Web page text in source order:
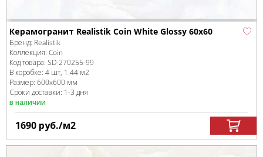
Керамогранит Realistik Coin White Glossy 60x60
Бренд: Realistik
Коллекция: Coin
Код товара: SD-270255-99
В коробке: 4 шт, 1.44 м2
Размер: 600x600 мм
Сроки доставки: 1-3 дня
в наличии
1690 руб./м2